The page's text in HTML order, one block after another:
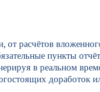
от расчётов
пункты
в реальном
доработок